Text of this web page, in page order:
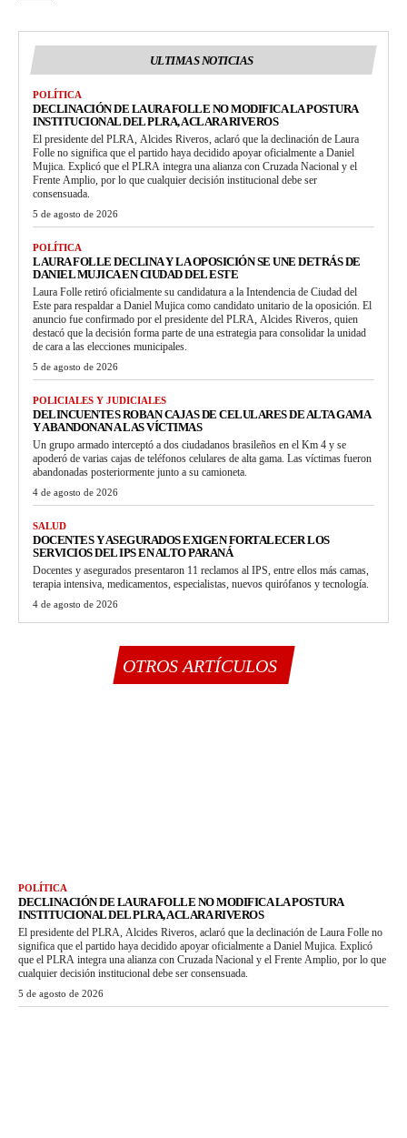
ULTIMAS NOTICIAS
POLÍTICA
DECLINACIÓN DE LAURA FOLLE NO MODIFICA LA POSTURA
INSTITUCIONAL DEL PLRA, ACLARA RIVEROS
El presidente del PLRA, Alcides Riveros, aclaró que la declinación de Laura
Folle no significa que el partido haya decidido apoyar oficialmente a Daniel
Mujica. Explicó que el PLRA integra una alianza con Cruzada Nacional y el
Frente Amplio, por lo que cualquier decisión institucional debe ser
consensuada.
5 de agosto de 2026
POLÍTICA
LAURA FOLLE DECLINA Y LA OPOSICIÓN SE UNE DETRÁS DE
DANIEL MUJICA EN CIUDAD DEL ESTE
Laura Folle retiró oficialmente su candidatura a la Intendencia de Ciudad del
Este para respaldar a Daniel Mujica como candidato unitario de la oposición. El
anuncio fue confirmado por el presidente del PLRA, Alcides Riveros, quien
destacó que la decisión forma parte de una estrategia para consolidar la unidad
de cara a las elecciones municipales.
5 de agosto de 2026
POLICIALES Y JUDICIALES
DELINCUENTES ROBAN CAJAS DE CELULARES DE ALTA GAMA
Y ABANDONAN A LAS VÍCTIMAS
Un grupo armado interceptó a dos ciudadanos brasileños en el Km 4 y se
apoderó de varias cajas de teléfonos celulares de alta gama. Las víctimas fueron
abandonadas posteriormente junto a su camioneta.
4 de agosto de 2026
SALUD
DOCENTES Y ASEGURADOS EXIGEN FORTALECER LOS
SERVICIOS DEL IPS EN ALTO PARANÁ
Docentes y asegurados presentaron 11 reclamos al IPS, entre ellos más camas,
terapia intensiva, medicamentos, especialistas, nuevos quirófanos y tecnología.
4 de agosto de 2026
OTROS ARTÍCULOS
POLÍTICA
DECLINACIÓN DE LAURA FOLLE NO MODIFICA LA POSTURA
INSTITUCIONAL DEL PLRA, ACLARA RIVEROS
El presidente del PLRA, Alcides Riveros, aclaró que la declinación de Laura Folle no
significa que el partido haya decidido apoyar oficialmente a Daniel Mujica. Explicó
que el PLRA integra una alianza con Cruzada Nacional y el Frente Amplio, por lo que
cualquier decisión institucional debe ser consensuada.
5 de agosto de 2026